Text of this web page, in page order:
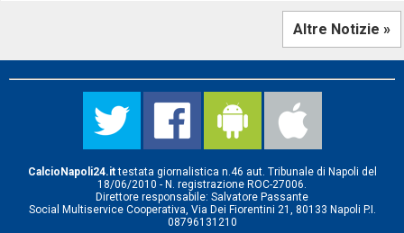
Altre Notizie »
CalcioNapoli24.ittestata giornalistica n.46 aut. Tribunale di Napoli del
18/06/2010 - N. registrazione ROC-27006.
Direttore responsabile: Salvatore Passante
Social Multiservice Cooperativa, Via Dei Fiorentini 21, 80133 Napoli P.I.
08796131210